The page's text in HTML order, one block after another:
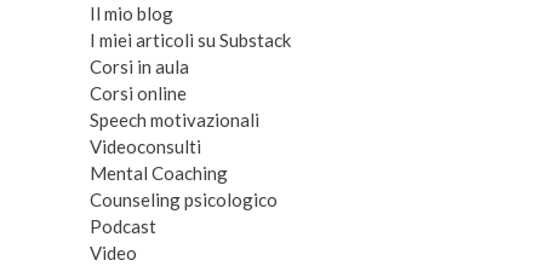
Il mio blog
I miei articoli su Substack
Corsi in aula
Corsi online
Speech motivazionali
Videoconsulti
Mental Coaching
Counseling psicologico
Podcast
Video